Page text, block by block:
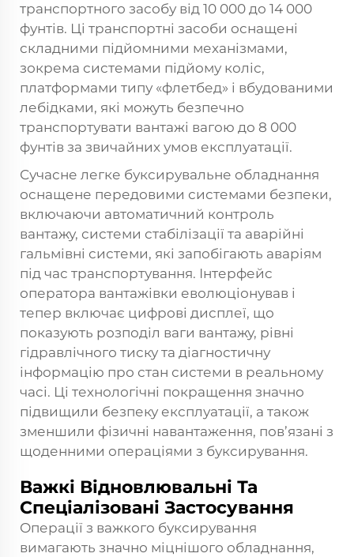
транспортного засобу від 10 000 до 14 000
фунтів. Ці транспортні засоби оснащені
складними підйомними механізмами,
зокрема системами підйому коліс,
платформами типу «флетбед» і вбудованими
лебідками, які можуть безпечно
транспортувати вантажі вагою до 8 000
фунтів за звичайних умов експлуатації.
Сучасне легке буксирувальне обладнання
оснащене передовими системами безпеки,
включаючи автоматичний контроль
вантажу, системи стабілізації та аварійні
гальмівні системи, які запобігають аваріям
під час транспортування. Інтерфейс
оператора вантажівки еволюціонував і
тепер включає цифрові дисплеї, що
показують розподіл ваги вантажу, рівні
гідравлічного тиску та діагностичну
інформацію про стан системи в реальному
часі. Ці технологічні покращення значно
підвищили безпеку експлуатації, а також
зменшили фізичні навантаження, пов’язані з
щоденними операціями з буксирування.
Важкі Відновлювальні Та
Спеціалізовані Застосування
Операції з важкого буксирування
вимагають значно міцнішого обладнання,